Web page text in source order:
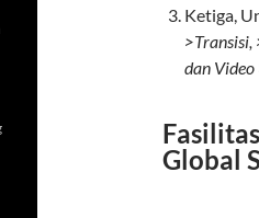
Ketiga,
>Transisi,
dan
Fasilitas
Global